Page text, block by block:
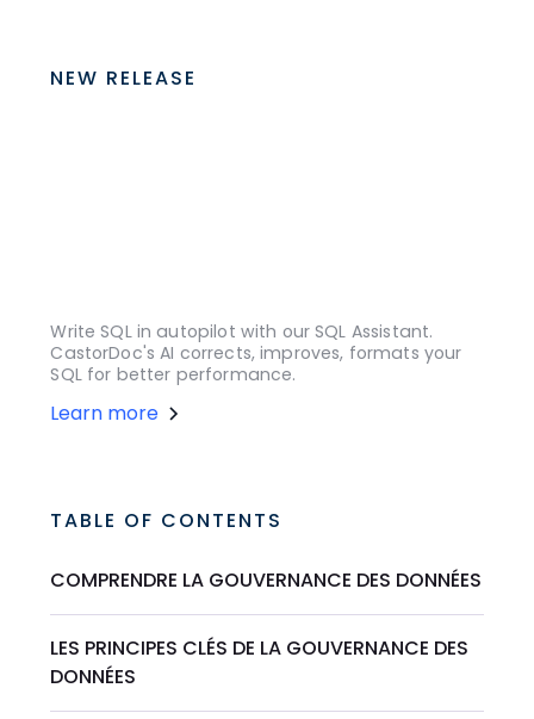
NEW RELEASE
Write SQL in autopilot with our SQL Assistant.
CastorDoc's AI corrects, improves, formats your
SQL for better performance.
Learn more
TABLE OF CONTENTS
COMPRENDRE LA GOUVERNANCE DES DONNÉES
LES PRINCIPES CLÉS DE LA GOUVERNANCE DES
DONNÉES